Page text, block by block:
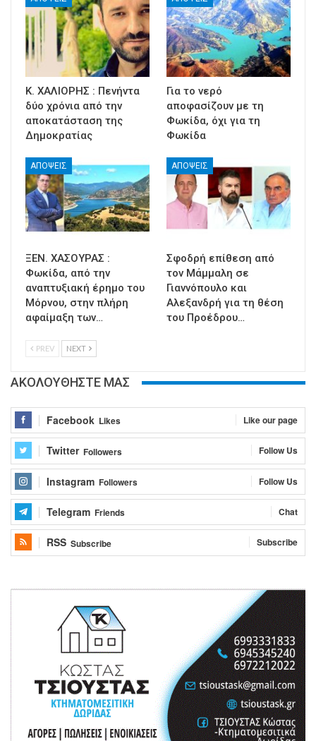
Κ. ΧΑΛΙΟΡΗΣ : Πενήντα
δύο χρόνια από την
αποκατάσταση της
Δημοκρατίας
Για το νερό
αποφασίζουν με τη
Φωκίδα, όχι για τη
Φωκίδα
ΑΠΟΨΕΙΣ
ΞΕΝ. ΧΑΣΟΥΡΑΣ :
Φωκίδα, από την
αναπτυξιακή έρημο του
Μόρνου, στην πλήρη
αφαίμαξη των…
ΑΠΟΨΕΙΣ
Σφοδρή επίθεση από
τον Μάμμαλη σε
Γιαννόπουλο και
Αλεξανδρή για τη θέση
του Προέδρου…
PREV NEXT
ΑΚΟΛΟΥΘΗΣΤΕ ΜΑΣ
Facebook Likes Like our page
Twitter Followers Follow Us
Instagram Followers Follow Us
Telegram Friends Chat
RSS Subscribe Subscribe